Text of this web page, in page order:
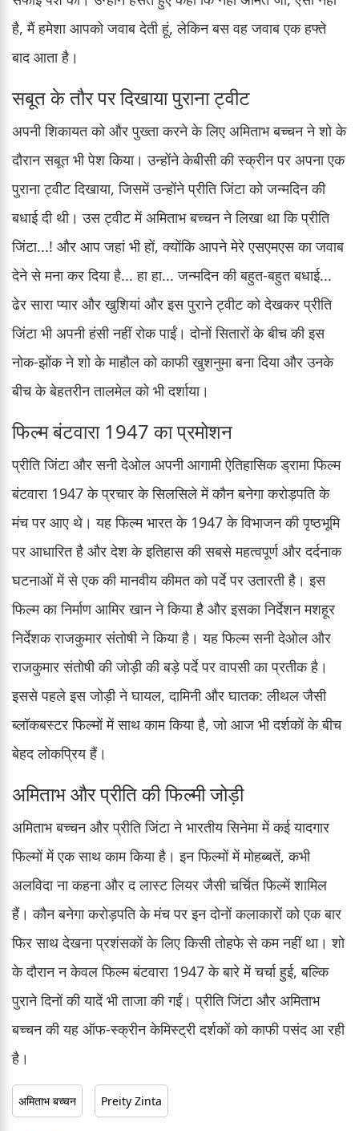
है, मैं हमेशा आपको जवाब देती हूं, लेकिन बस वह जवाब एक हफ्ते
बाद आता है।
सबूत के तौर पर दिखाया पुराना ट्वीट
अपनी शिकायत को और पुख्ता करने के लिए अमिताभ बच्चन ने शो के
दौरान सबूत भी पेश किया। उन्होंने केबीसी की स्क्रीन पर अपना एक
पुराना ट्वीट दिखाया, जिसमें उन्होंने प्रीति जिंटा को जन्मदिन की
बधाई दी थी। उस ट्वीट में अमिताभ बच्चन ने लिखा था कि प्रीति
जिंटा...! और आप जहां भी हों, क्योंकि आपने मेरे एसएमएस का जवाब
देने से मना कर दिया है... हा हा... जन्मदिन की बहुत-बहुत बधाई...
ढेर सारा प्यार और खुशियां और इस पुराने ट्वीट को देखकर प्रीति
जिंटा भी अपनी हंसी नहीं रोक पाईं। दोनों सितारों के बीच की इस
नोक-झोंक ने शो के माहौल को काफी खुशनुमा बना दिया और उनके
बीच के बेहतरीन तालमेल को भी दर्शाया।
फिल्म बंटवारा 1947 का प्रमोशन
प्रीति जिंटा और सनी देओल अपनी आगामी ऐतिहासिक ड्रामा फिल्म
बंटवारा 1947 के प्रचार के सिलसिले में कौन बनेगा करोड़पति के
मंच पर आए थे। यह फिल्म भारत के 1947 के विभाजन की पृष्ठभूमि
पर आधारित है और देश के इतिहास की सबसे महत्वपूर्ण और दर्दनाक
घटनाओं में से एक की मानवीय कीमत को पर्दे पर उतारती है। इस
फिल्म का निर्माण आमिर खान ने किया है और इसका निर्देशन मशहूर
निर्देशक राजकुमार संतोषी ने किया है। यह फिल्म सनी देओल और
राजकुमार संतोषी की जोड़ी की बड़े पर्दे पर वापसी का प्रतीक है।
इससे पहले इस जोड़ी ने घायल, दामिनी और घातक: लीथल जैसी
ब्लॉकबस्टर फिल्मों में साथ काम किया है, जो आज भी दर्शकों के बीच
बेहद लोकप्रिय हैं।
अमिताभ और प्रीति की फिल्मी जोड़ी
अमिताभ बच्चन और प्रीति जिंटा ने भारतीय सिनेमा में कई यादगार
फिल्मों में एक साथ काम किया है। इन फिल्मों में मोहब्बतें, कभी
अलविदा ना कहना और द लास्ट लियर जैसी चर्चित फिल्में शामिल
हैं। कौन बनेगा करोड़पति के मंच पर इन दोनों कलाकारों को एक बार
फिर साथ देखना प्रशंसकों के लिए किसी तोहफे से कम नहीं था। शो
के दौरान न केवल फिल्म बंटवारा 1947 के बारे में चर्चा हुई, बल्कि
पुराने दिनों की यादें भी ताजा की गईं। प्रीति जिंटा और अमिताभ
बच्चन की यह ऑफ-स्क्रीन केमिस्ट्री दर्शकों को काफी पसंद आ रही
है।
अमिताभ बच्चन Preity Zinta